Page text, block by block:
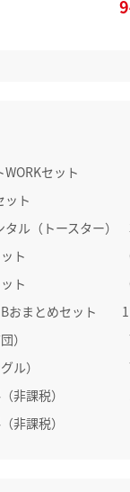
WORKセット
ット
ル（トースター）
ト
ト
おまとめセット
）
ル）
非課税）
非課税）